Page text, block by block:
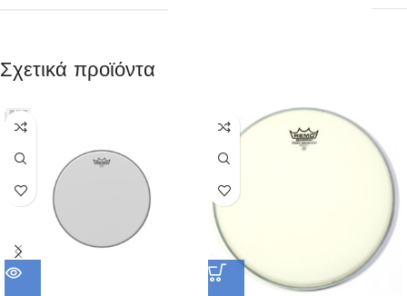
Σχετικά προϊόντα